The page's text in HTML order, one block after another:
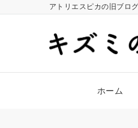
アトリエスピカの旧ブロ
ホーム